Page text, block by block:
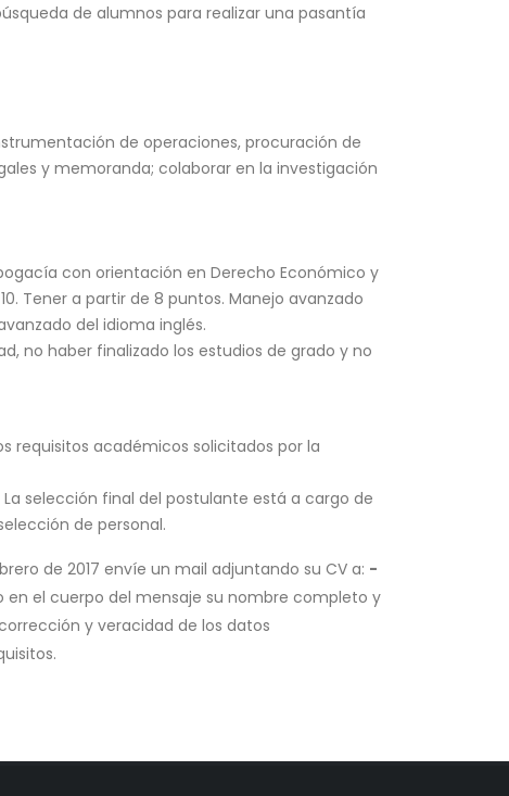
de alumnos para realizar una pasantía
de operaciones, procuración de
y memoranda; colaborar en la investigación
con orientación en Derecho Económico y
Tener a partir de 8 puntos. Manejo avanzado
del idioma inglés.
no haber finalizado los estudios de grado y no
requisitos académicos solicitados por la
selección final del postulante está a cargo de
de personal.
de 2017 envíe un mail adjuntando su CV a: -
en el cuerpo del mensaje su nombre completo y
y veracidad de los datos